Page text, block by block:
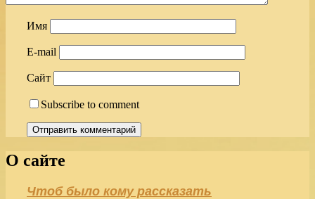
Имя
E-mail
Сайт
Subscribe to comment
О сайте
Чтоб было кому рассказать